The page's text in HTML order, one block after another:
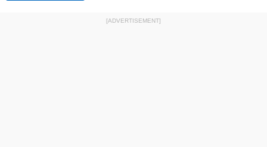
[ADVERTISEMENT]